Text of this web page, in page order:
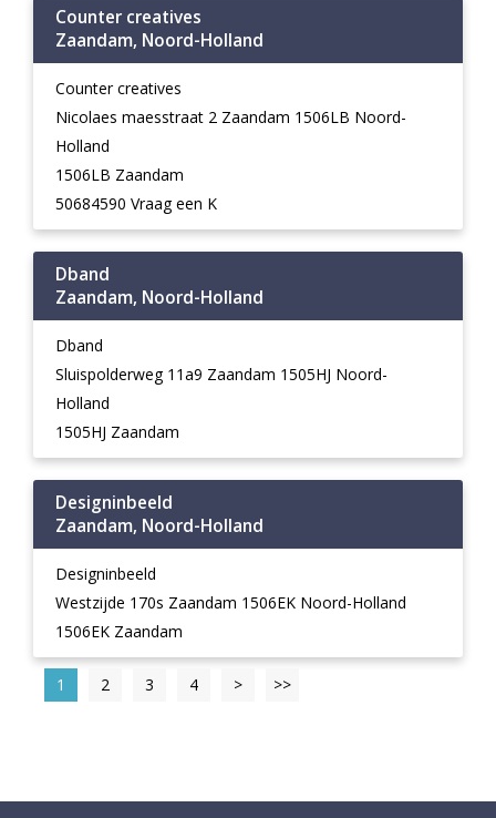
Counter creatives
Zaandam, Noord-Holland
Counter creatives
Nicolaes maesstraat 2 Zaandam 1506LB Noord-
Holland
1506LB Zaandam
50684590 Vraag een K
Dband
Zaandam, Noord-Holland
Dband
Sluispolderweg 11a9 Zaandam 1505HJ Noord-
Holland
1505HJ Zaandam
Designinbeeld
Zaandam, Noord-Holland
Designinbeeld
Westzijde 170s Zaandam 1506EK Noord-Holland
1506EK Zaandam
1 2 3 4 > >>